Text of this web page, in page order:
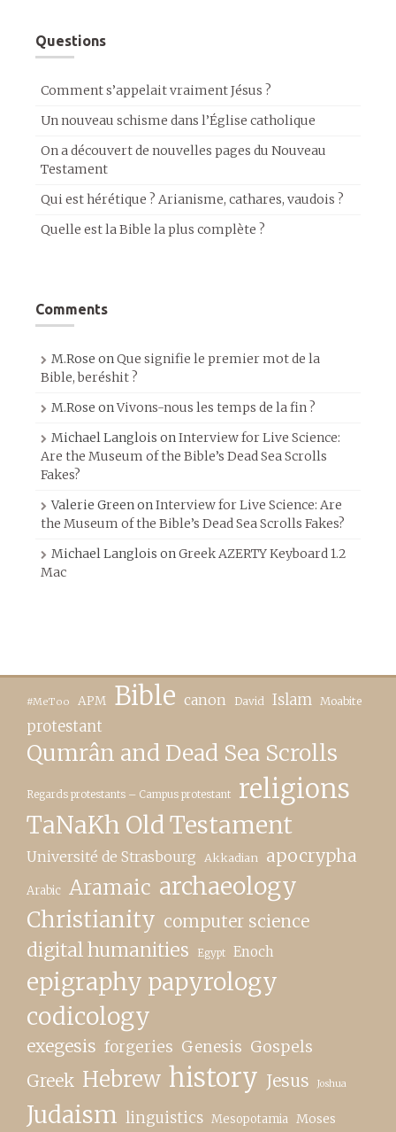
Questions
Comment s’appelait vraiment Jésus ?
Un nouveau schisme dans l’Église catholique
On a découvert de nouvelles pages du Nouveau
Testament
Qui est hérétique ? Arianisme, cathares, vaudois ?
Quelle est la Bible la plus complète ?
Comments
M.Rose onQue signifie le premier mot de la
Bible, beréshit ?
M.Rose onVivons-nous les temps de la fin ?
Michael Langlois onInterview for Live Science:
Are the Museum of the Bible’s Dead Sea Scrolls
Fakes?
Valerie GreenonInterview for Live Science: Are
the Museum of the Bible’s Dead Sea Scrolls Fakes?
Michael Langlois onGreek AZERTY Keyboard 1.2
Mac
#MeToo APM Bible canon David Islam Moabite
protestant
Qumrân and Dead Sea Scrolls
Regards protestants – Campus protestant religions
TaNaKh Old Testament
Université de Strasbourg Akkadian apocrypha
Arabic Aramaic archaeology
Christianity computer science
digital humanities Egypt Enoch
epigraphy papyrology
codicology
exegesis forgeries Genesis Gospels
Greek Hebrew history Jesus Joshua
Judaism linguistics Mesopotamia Moses